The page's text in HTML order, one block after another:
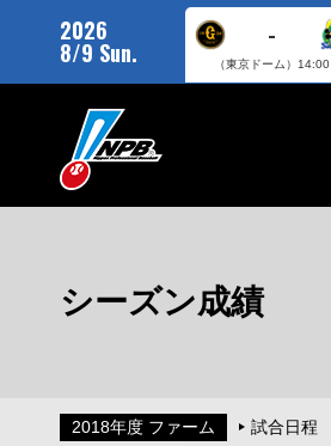
2026
8/9 Sun.
-
（東京ドーム） 14:00
シーズン成績
2018年度 ファーム 試合日程